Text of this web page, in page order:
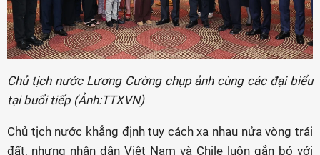
Chủ tịch nước Lương Cường chụp ảnh cùng các đại biểu
tại buổi tiếp (Ảnh:TTXVN)
Chủ tịch nước khẳng định tuy cách xa nhau nửa vòng trái
đất, nhưng nhân dân Việt Nam và Chile luôn gắn bó với